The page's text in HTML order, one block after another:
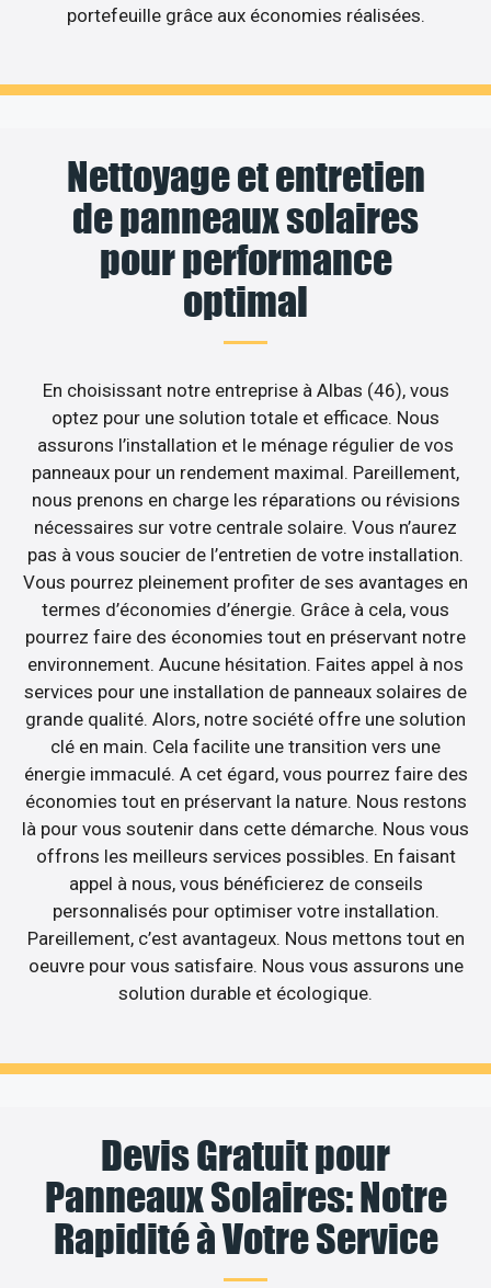
portefeuille grâce aux économies réalisées.
Nettoyage et entretien
de panneaux solaires
pour performance
optimal
En choisissant notre entreprise à Albas (46), vous
optez pour une solution totale et efficace. Nous
assurons l’installation et le ménage régulier de vos
panneaux pour un rendement maximal. Pareillement,
nous prenons en charge les réparations ou révisions
nécessaires sur votre centrale solaire. Vous n’aurez
pas à vous soucier de l’entretien de votre installation.
Vous pourrez pleinement profiter de ses avantages en
termes d’économies d’énergie. Grâce à cela, vous
pourrez faire des économies tout en préservant notre
environnement. Aucune hésitation. Faites appel à nos
services pour une installation de panneaux solaires de
grande qualité. Alors, notre société offre une solution
clé en main. Cela facilite une transition vers une
énergie immaculé. A cet égard, vous pourrez faire des
économies tout en préservant la nature. Nous restons
là pour vous soutenir dans cette démarche. Nous vous
offrons les meilleurs services possibles. En faisant
appel à nous, vous bénéficierez de conseils
personnalisés pour optimiser votre installation.
Pareillement, c’est avantageux. Nous mettons tout en
oeuvre pour vous satisfaire. Nous vous assurons une
solution durable et écologique.
Devis Gratuit pour
Panneaux Solaires: Notre
Rapidité à Votre Service